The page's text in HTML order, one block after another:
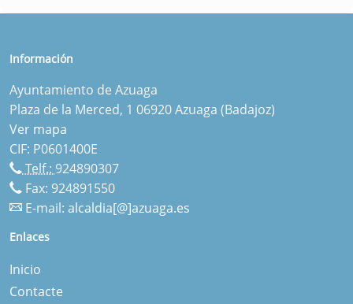
Información
Ayuntamiento de Azuaga
Plaza de la Merced, 1 06920 Azuaga (Badajoz)
Ver mapa
CIF: P0601400E
Telf.: 924890307
Fax: 924891550
E-mail: alcaldia[@]azuaga.es
Enlaces
Inicio
Contacte